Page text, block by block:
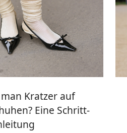
Kratzer auf
Eine Schritt-